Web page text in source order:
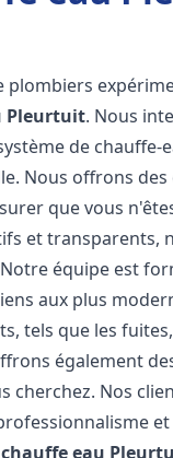
plombiers
Pleurtuit. Nous
de chauffe-
Nous offrons
que vous
et transparents,
équipe est
aux plus
tels que les
également
cherchez. Nos
eau